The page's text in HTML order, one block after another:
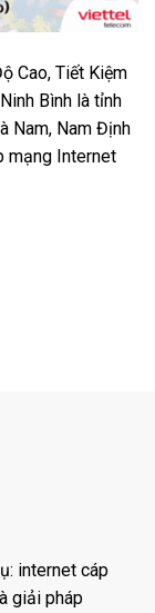
Cao, Tiết Kiệm
Bình là tỉnh
Nam, Nam Định
mạng Internet
internet cáp
giải pháp